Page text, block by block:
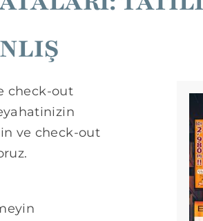
check-out
in ve check-out